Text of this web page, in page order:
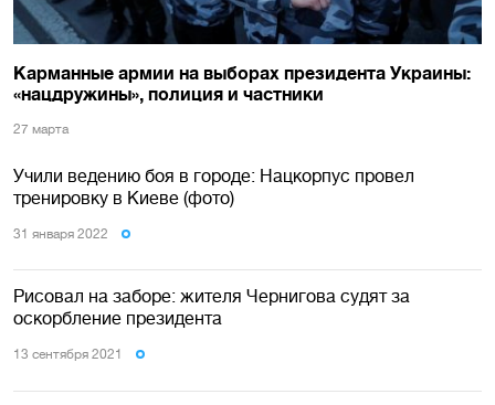
Карманные армии на выборах президента Украины:
«нацдружины», полиция и частники
27 марта
Учили ведению боя в городе: Нацкорпус провел
тренировку в Киеве (фото)
31 января 2022
Рисовал на заборе: жителя Чернигова судят за
оскорбление президента
13 сентября 2021